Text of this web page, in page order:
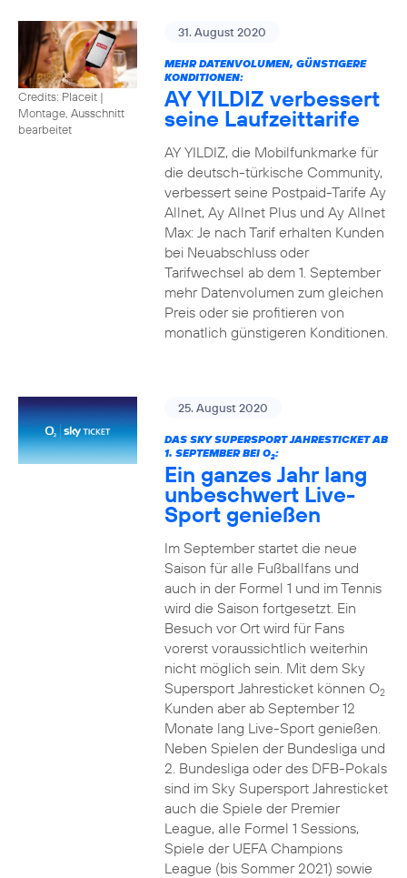
Credits: Placeit |
Montage, Ausschnitt
bearbeitet
31. August 2020
MEHR DATENVOLUMEN, GÜNSTIGERE
KONDITIONEN:
AY YILDIZ verbessert
seine Laufzeittarife
AY YILDIZ, die Mobilfunkmarke für
die deutsch-türkische Community,
verbessert seine Postpaid-Tarife Ay
Allnet, Ay Allnet Plus und Ay Allnet
Max: Je nach Tarif erhalten Kunden
bei Neuabschluss oder
Tarifwechsel ab dem 1. September
mehr Datenvolumen zum gleichen
Preis oder sie profitieren von
monatlich günstigeren Konditionen.
25. August 2020
DAS SKY SUPERSPORT JAHRESTICKET AB
1. SEPTEMBER BEI O2:
Ein ganzes Jahr lang
unbeschwert Live-
Sport genießen
Im September startet die neue
Saison für alle Fußballfans und
auch in der Formel 1 und im Tennis
wird die Saison fortgesetzt. Ein
Besuch vor Ort wird für Fans
vorerst voraussichtlich weiterhin
nicht möglich sein. Mit dem Sky
Supersport Jahresticket können O2
Kunden aber ab September 12
Monate lang Live-Sport genießen.
Neben Spielen der Bundesliga und
2. Bundesliga oder des DFB-Pokals
sind im Sky Supersport Jahresticket
auch die Spiele der Premier
League, alle Formel 1 Sessions,
Spiele der UEFA Champions
League (bis Sommer 2021) sowie